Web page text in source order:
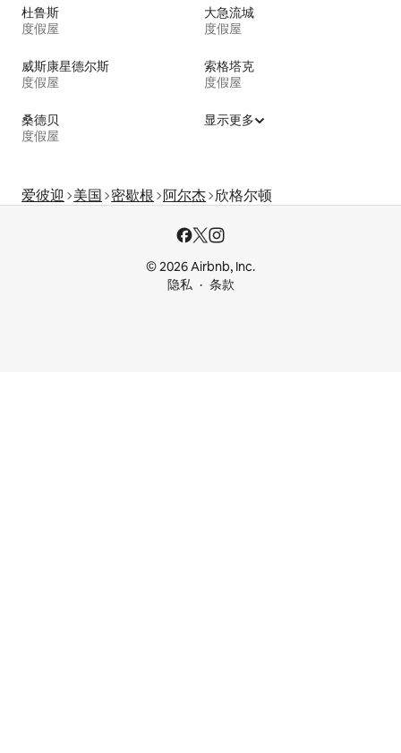
杜鲁斯
度假屋
大急流城
度假屋
威斯康星德尔斯
度假屋
索格塔克
度假屋
桑德贝
度假屋
显示更多
爱彼迎 美国 密歇根 阿尔杰 欣格尔顿
© 2026 Airbnb, Inc.
隐私
条款